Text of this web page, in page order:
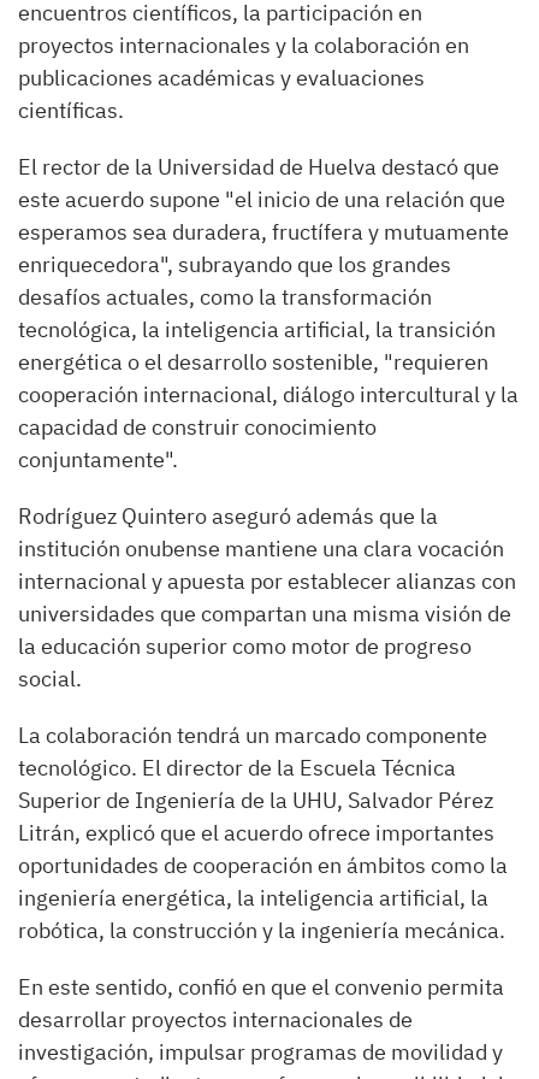
encuentros científicos, la participación en
proyectos internacionales y la colaboración en
publicaciones académicas y evaluaciones
científicas.
El rector de la Universidad de Huelva destacó que
este acuerdo supone "el inicio de una relación que
esperamos sea duradera, fructífera y mutuamente
enriquecedora", subrayando que los grandes
desafíos actuales, como la transformación
tecnológica, la inteligencia artificial, la transición
energética o el desarrollo sostenible, "requieren
cooperación internacional, diálogo intercultural y la
capacidad de construir conocimiento
conjuntamente".
Rodríguez Quintero aseguró además que la
institución onubense mantiene una clara vocación
internacional y apuesta por establecer alianzas con
universidades que compartan una misma visión de
la educación superior como motor de progreso
social.
La colaboración tendrá un marcado componente
tecnológico. El director de la Escuela Técnica
Superior de Ingeniería de la UHU, Salvador Pérez
Litrán, explicó que el acuerdo ofrece importantes
oportunidades de cooperación en ámbitos como la
ingeniería energética, la inteligencia artificial, la
robótica, la construcción y la ingeniería mecánica.
En este sentido, confió en que el convenio permita
desarrollar proyectos internacionales de
investigación, impulsar programas de movilidad y